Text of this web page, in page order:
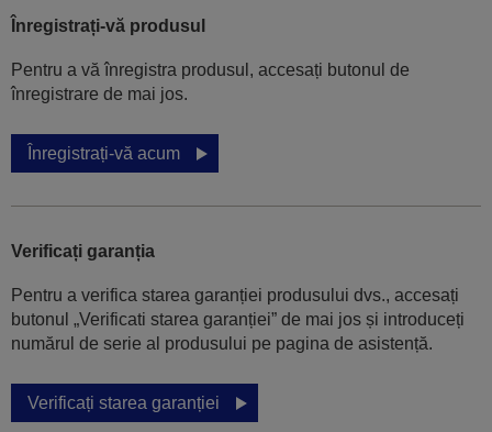
Înregistrați-vă produsul
Pentru a vă înregistra produsul, accesați butonul de
înregistrare de mai jos.
Înregistrați-vă acum
Verificați garanția
Pentru a verifica starea garanției produsului dvs., accesați
butonul „Verificati starea garanției” de mai jos și introduceți
numărul de serie al produsului pe pagina de asistență.
Verificați starea garanției